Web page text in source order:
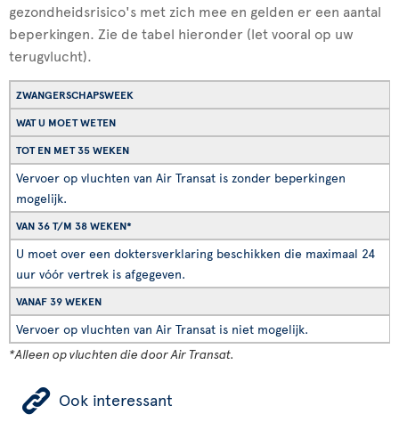
gezondheidsrisico's met zich mee en gelden er een aantal
beperkingen. Zie de tabel hieronder (let vooral op uw
terugvlucht).
ZWANGERSCHAPSWEEK
WAT U MOET WETEN
TOT EN MET 35 WEKEN
Vervoer op vluchten van Air Transat is zonder beperkingen
mogelijk.
VAN 36 T/M 38 WEKEN*
U moet over een doktersverklaring beschikken die maximaal 24
uur vóór vertrek is afgegeven.
VANAF 39 WEKEN
Vervoer op vluchten van Air Transat is niet mogelijk.
*Alleen op vluchten die door Air Transat.
ÿ Ook interessant